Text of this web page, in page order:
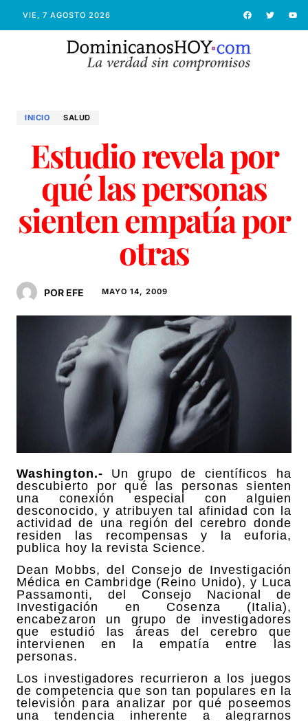
VIE, 7 AGOSTO 2026
INICIO SALUD
Estudio revela por
qué las personas
sienten empatía por
otras
POR EFE MAYO 14, 2009
Washington.- Un grupo de científicos ha
descubierto por qué las personas sienten
una conexión especial con alguien
desconocido, y atribuyen tal afinidad con la
actividad de una región del cerebro donde
residen las recompensas y la euforia,
publica hoy la revista Science.
Dean Mobbs, del Consejo de Investigación
Médica en Cambridge (Reino Unido), y Luca
Passamonti, del Consejo Nacional de
Investigación en Cosenza (Italia),
encabezaron un grupo de investigadores
que estudió las áreas del cerebro que
intervienen en la empatía entre las
personas.
Los investigadores recurrieron a los juegos
de competencia que son tan populares en la
televisión para analizar por qué poseemos
una tendencia inherente a alegrarnos